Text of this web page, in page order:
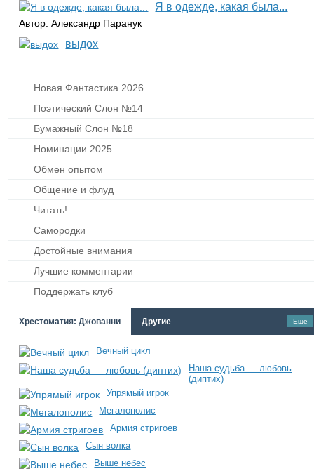
Я в одежде, какая была...
Автор: Александр Паранук
выдох
Новая Фантастика 2026
Поэтический Слон №14
Бумажный Слон №18
Номинации 2025
Обмен опытом
Общение и флуд
Читать!
Самородки
Достойные внимания
Лучшие комментарии
Поддержать клуб
Хрестоматия: Джованни Другие Еще
Вечный цикл
Наша судьба — любовь
(диптих)
Упрямый игрок
Мегалополис
Армия стригоев
Сын волка
Выше небес